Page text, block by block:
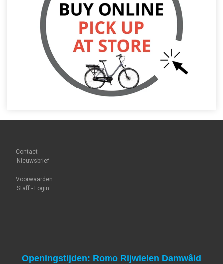
Contact
Nieuwsbrief
Voorwaarden
Staff - Login
Openingstijden: Romo Rijwielen Damwâld